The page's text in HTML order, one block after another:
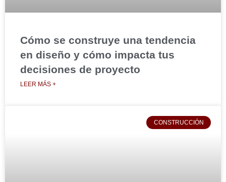
Cómo se construye una tendencia
en diseño y cómo impacta tus
decisiones de proyecto
LEER MÁS +
CONSTRUCCIÓN